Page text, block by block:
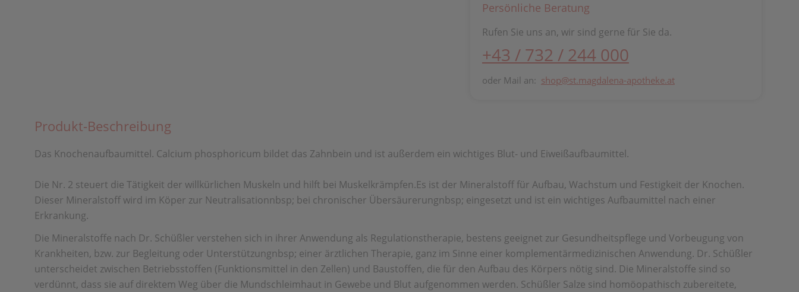
Persönliche Beratung
Rufen Sie uns an, wir sind gerne für Sie da.
+43 / 732 / 244 000
oder Mail an: shop@st.magdalena-apotheke.at
Produkt-Beschreibung
Das Knochenaufbaumittel. Calcium phosphoricum bildet das Zahnbein und ist außerdem ein wichtiges Blut- und Eiweißaufbaumittel.
Die Nr. 2 steuert die Tätigkeit der willkürlichen Muskeln und hilft bei Muskelkrämpfen.Es ist der Mineralstoff für Aufbau, Wachstum und Festigkeit der Knochen.
Dieser Mineralstoff wird im Köper zur Neutralisationnbsp; bei chronischer Übersäurerungnbsp; eingesetzt und ist ein wichtiges Aufbaumittel nach einer
Erkrankung.
Die Mineralstoffe nach Dr. Schüßler verstehen sich in ihrer Anwendung als Regulationstherapie, bestens geeignet zur Gesundheitspflege und Vorbeugung von
Krankheiten, bzw. zur Begleitung oder Unterstützungnbsp; einer ärztlichen Therapie, ganz im Sinne einer komplementärmedizinischen Anwendung. Dr. Schüßler
unterscheidet zwischen Betriebsstoffen (Funktionsmittel in den Zellen) und Baustoffen, die für den Aufbau des Körpers nötig sind. Die Mineralstoffe sind so
verdünnt, dass sie auf direktem Weg über die Mundschleimhaut in Gewebe und Blut aufgenommen werden. Schüßler Salze sind homöopathisch zubereitete,